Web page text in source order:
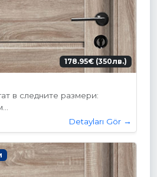
178.95€ (350лв.)
в следните размери:
Detayları Gör →